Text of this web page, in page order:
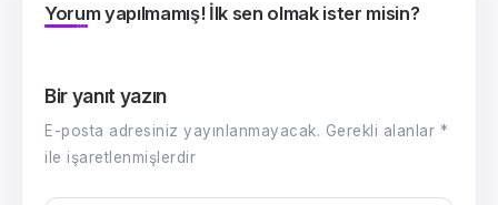
Yorum yapılmamış! İlk sen olmak ister misin?
Bir yanıt yazın
E-posta adresiniz yayınlanmayacak. Gerekli alanlar *
ile işaretlenmişlerdir